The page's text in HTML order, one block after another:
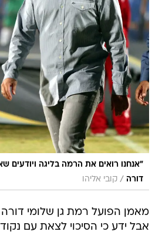
"אנחנו רואים את הרמה בליגה ויודעים
דורה / קובי אליהו
מאמן הפועל רמת גן שלומי דורה
אבל ידע כי הסיכוי לצאת עם